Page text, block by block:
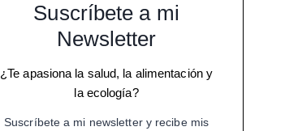
Suscríbete a mi
Newsletter
¿Te apasiona la salud, la alimentación y
la ecología?
Suscríbete a mi newsletter y recibe mis